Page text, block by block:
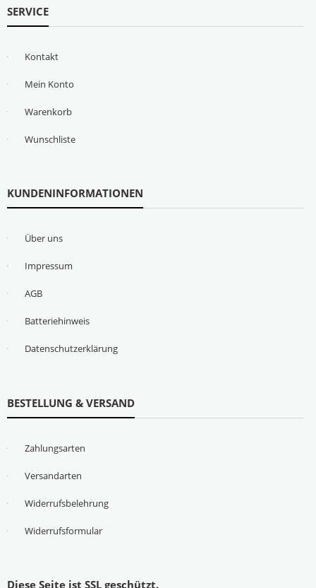
SERVICE
Kontakt
Mein Konto
Warenkorb
Wunschliste
KUNDENINFORMATIONEN
Über uns
Impressum
AGB
Batteriehinweis
Datenschutzerklärung
BESTELLUNG & VERSAND
Zahlungsarten
Versandarten
Widerrufsbelehrung
Widerrufsformular
Diese Seite ist SSL geschützt.